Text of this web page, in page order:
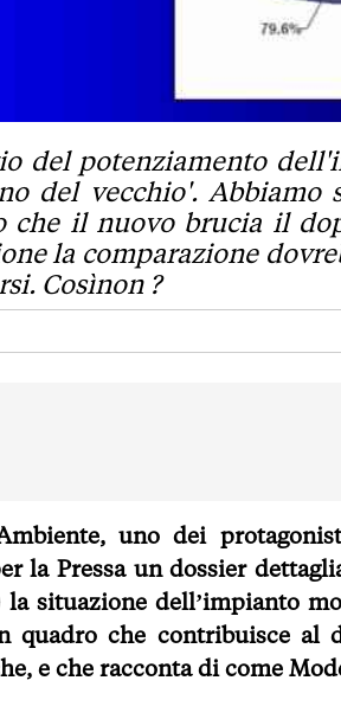
del potenziamento
del vecchio'. Abbiamo
che il nuovo brucia il
la comparazione
Cosìnon ?
uno dei
la Pressa un dossier
situazione dell’impianto
che contribuisce al
e che racconta di come